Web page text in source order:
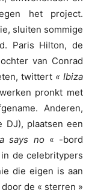
het project.
sluiten sommige
Paris Hilton, de
van Conrad
twittert « Ibiza
pronkt met
Anderen,
DJ), plaatsen een
says no « -bord
de celebritypers
die eigen is aan
de « sterren »